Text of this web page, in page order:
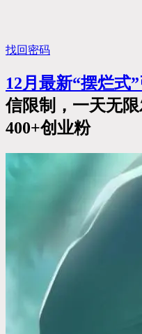
找回密码
12月最新“摆烂式”
信限制，一天无
400+创业粉